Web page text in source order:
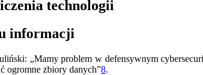
technologii
informacji
„Mamy problem w defensywnym
ogromne zbiory danych”8.